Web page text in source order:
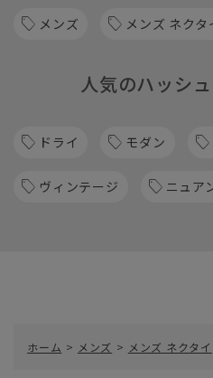
メンズ メンズ ネクタ
人気のハッシ
ドライ モダン
ヴィンテージ ニュア
ホーム > メンズ > メンズ ネクタイ